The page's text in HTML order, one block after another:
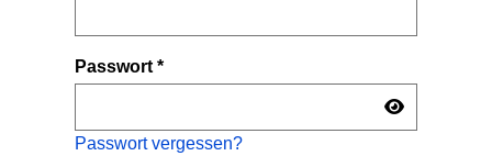
Passwort*
Passwort vergessen?